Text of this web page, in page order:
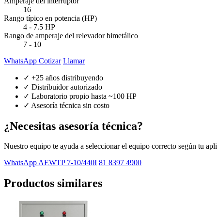
16
Rango típico en potencia (HP)
4 - 7.5 HP
Rango de amperaje del relevador bimetálico
7 - 10
WhatsApp Cotizar Llamar
✓ +25 años distribuyendo
✓ Distribuidor autorizado
✓ Laboratorio propio hasta ~100 HP
✓ Asesoría técnica sin costo
¿Necesitas asesoría técnica?
Nuestro equipo te ayuda a seleccionar el equipo correcto según tu
WhatsApp AEWTP 7-10/440I 81 8397 4900
Productos similares